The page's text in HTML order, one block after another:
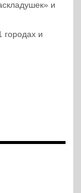
и
городах и